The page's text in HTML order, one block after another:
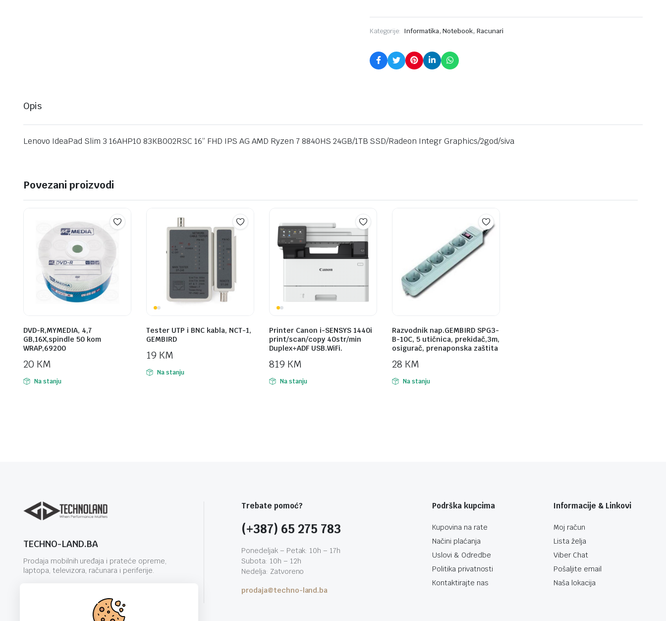
Kategorije: Informatika, Notebook, Racunari
Opis
Lenovo IdeaPad Slim 3 16AHP10 83KB002RSC 16” FHD IPS AG AMD Ryzen 7 8840HS 24GB/1TB SSD/Radeon Integr Graphics/2god/siva
Povezani proizvodi
DVD-R,MYMEDIA, 4,7
GB,16X,spindle 50 kom
WRAP,69200
20 KM
Na stanju
Tester UTP i BNC kabla, NCT-1,
GEMBIRD
19 KM
Na stanju
Printer Canon i-SENSYS 1440i
print/scan/copy 40str/min
Duplex+ADF USB.WiFi.
819 KM
Na stanju
Razvodnik nap.GEMBIRD SPG3-
B-10C, 5 utičnica, prekidač,3m,
osigurač, prenaponska zaštita
28 KM
Na stanju
TECHNO-LAND.BA
Prodaja mobilnih uređaja i prateće opreme,
laptopa, televizora, računara i periferije.
Trebate pomoć?
(+387) 65 275 783
Ponedeljak – Petak: 10h – 17h
Subota: 10h – 12h
Nedelja: Zatvoreno
prodaja@techno-land.ba
Podrška kupcima
Kupovina na rate
Načini plaćanja
Uslovi & Odredbe
Politika privatnosti
Kontaktirajte nas
Informacije & Linkovi
Moj račun
Lista želja
Viber Chat
Pošaljite email
Naša lokacija